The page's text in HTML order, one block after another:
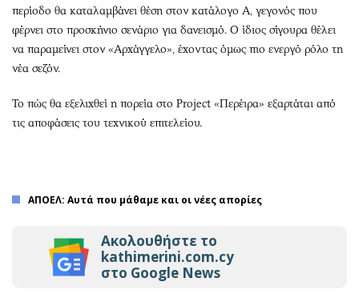
περίοδο θα καταλαμβάνει θέση στον κατάλογο Α, γεγονός που
φέρνει στο προσκήνιο σενάριο για δανεισμό. Ο ίδιος σίγουρα θέλει
να παραμείνει στον «Αρχάγγελο», έχοντας όμως πιο ενεργό ρόλο τη
νέα σεζόν.
Το πώς θα εξελιχθεί η πορεία στο Project «Περέιρα» εξαρτάται από
τις αποφάσεις του τεχνικού επιτελείου.
ΑΠΟΕΛ: Αυτά που μάθαμε και οι νέες απορίες
Ακολουθήστε το
kathimerini.com.cy
στο Google News